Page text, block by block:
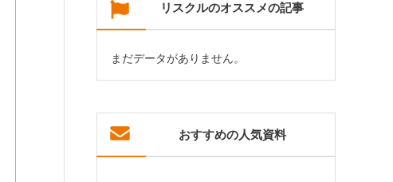
リスクルのオススメの記事
まだデータがありません。
おすすめの人気資料